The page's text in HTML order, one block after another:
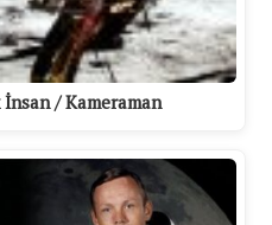
/ Kameraman